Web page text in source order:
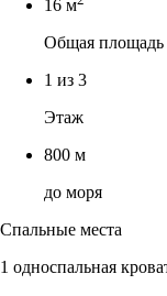
16 м
Общая площадь
1 из 3
Этаж
800 м
до моря
Спальные места
1 односпальная